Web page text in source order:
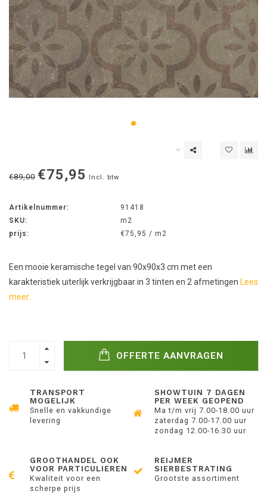
€89,00 €75,95 Incl. btw
Artikelnummer:
91418
SKU:
m2
prijs:
€75,95 / m2
Een mooie keramische tegel van 90x90x3 cm met een
karakteristiek uiterlijk verkrijgbaar in 3 tinten en 2 afmetingen Lees
meer..
OFFERTE AANVRAGEN
TRANSPORT
MOGELIJK
Snelle en vakkundige
levering
SHOWTUIN 7 DAGEN
PER WEEK GEOPEND
Ma t/m vrij 7.00-18.00 uur
zaterdag 7.00-17.00 uur
zondag 12.00-16.30 uur
GROOTHANDEL OOK
VOOR PARTICULIEREN
Kwaliteit voor een
scherpe prijs
REIJMER
SIERBESTRATING
Grootste assortiment